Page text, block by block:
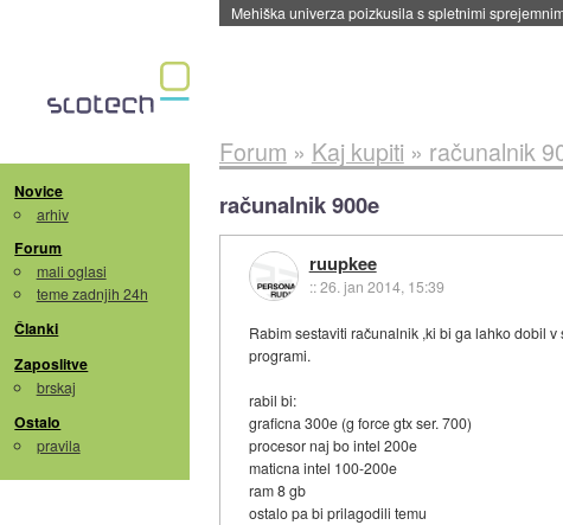
Evropska vesoljska agencija razvija svojo raketo
Novice
arhiv
Forum
mali oglasi
teme zadnjih 24h
Članki
Zaposlitve
brskaj
Ostalo
pravila
Forum » Kaj kupiti » računalnik
računalnik 900e
ruupkee
::26. jan 2014, 15:39
Rabim sestaviti računalnik ,ki bi ga lahko dobil
programi.
rabil bi:
graficna 300e (g force gtx ser. 700)
procesor naj bo intel 200e
maticna intel 100-200e
ram 8 gb
ostalo pa bi prilagodili temu